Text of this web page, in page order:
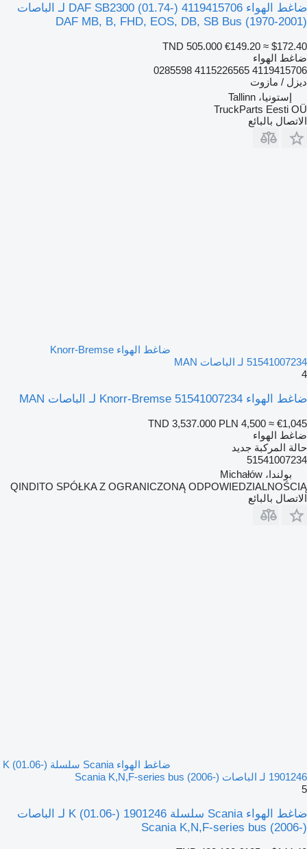
ضاغط الهواء DAF SB2300 (01.74-) 4119415706 لـ الباصات
DAF MB, B, FHD, EOS, DB, SB Bus (1970-2001)
TND 505.000 €149.20 ≈ $172.40
ضاغط الهواء
4119415706 4115226565 0285598
ديزل / مازوت
إستونيا، Tallinn
TruckParts Eesti OÜ
الاتصال بالبائع
ضاغط الهواء Knorr-Bremse
51541007234 لـ الباصات MAN
4
ضاغط الهواء Knorr-Bremse 51541007234 لـ الباصات MAN
TND 3,537.000 PLN 4,500 ≈ €1,045
ضاغط الهواء
حالة المركبة جديد
51541007234
بولندا، Michałów
QINDITO SPÓŁKA Z OGRANICZONĄ ODPOWIEDZIALNOŚCIĄ
الاتصال بالبائع
ضاغط الهواء Scania سلسلة K (01.06-)
1901246 لـ الباصات Scania K,N,F-series bus (2006-)
5
ضاغط الهواء Scania سلسلة K (01.06-) 1901246 لـ الباصات
Scania K,N,F-series bus (2006-)